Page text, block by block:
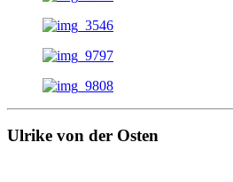
Ulrike von der Osten